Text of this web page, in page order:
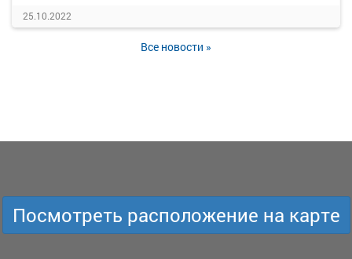
25.10.2022
Все новости »
Посмотреть расположение на карте